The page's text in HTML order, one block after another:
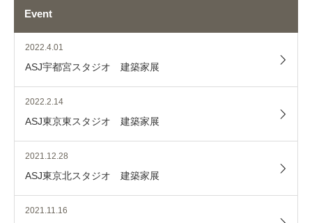
Event
2022.4.01
ASJ宇都宮スタジオ 建築家展
2022.2.14
ASJ東京東スタジオ 建築家展
2021.12.28
ASJ東京北スタジオ 建築家展
2021.11.16